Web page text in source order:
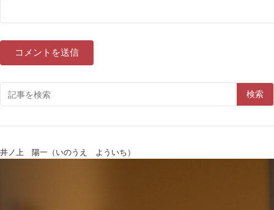
検索
井ノ上 陽一（いのうえ よういち）